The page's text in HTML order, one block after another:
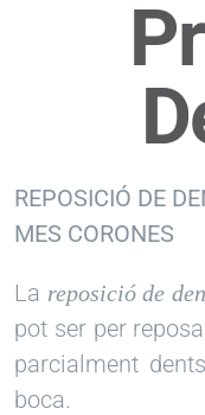
REPOSICIÓ DE
MES CORONES
La reposició de
pot ser per
parcialment
boca.